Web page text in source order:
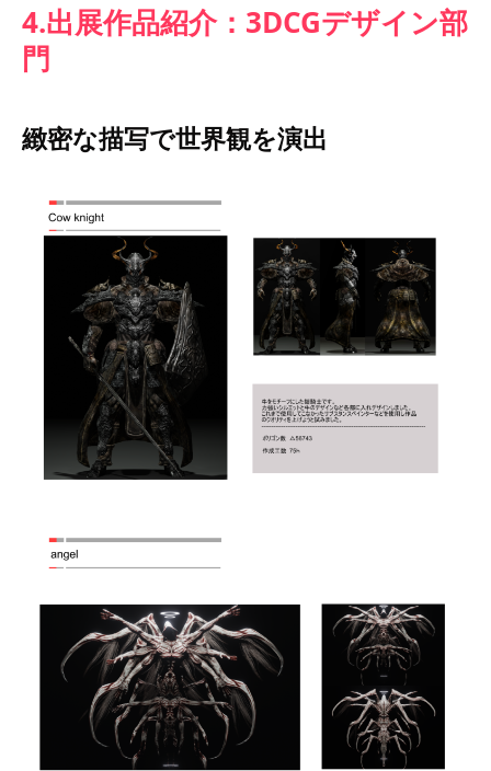
4.出展作品紹介：3DCGデザイン部
門
緻密な描写で世界観を演出